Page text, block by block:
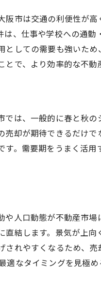
要ポイント
市は交通の利便性が
、仕事や学校への通
しての需要も強いた
で、より効率的な不動
は、一般的に春と秋
却が期待できるだけ
。需要期をうまく活用
人口動態が不動産市場
結します。景気が上
れやすくなるため、
なタイミングを見極め